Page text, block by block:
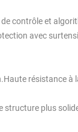
contrôle et
avec
résistance à
structure plus